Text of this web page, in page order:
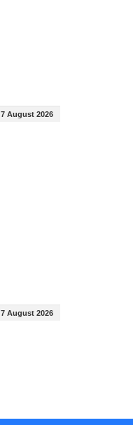
7 August 2026
7 August 2026